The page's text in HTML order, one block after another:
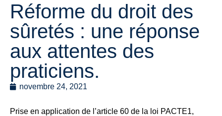
Réforme du droit des
sûretés : une réponse
aux attentes des
praticiens.
novembre 24, 2021
Prise en application de l’article 60 de la loi PACTE1,